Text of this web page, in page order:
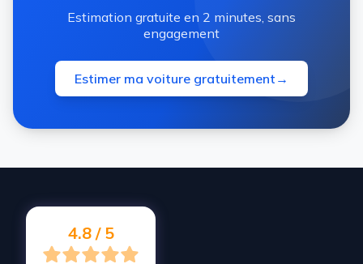
Estimation gratuite en 2 minutes, sans
engagement
Estimer ma voiture gratuitement →
4.8 / 5